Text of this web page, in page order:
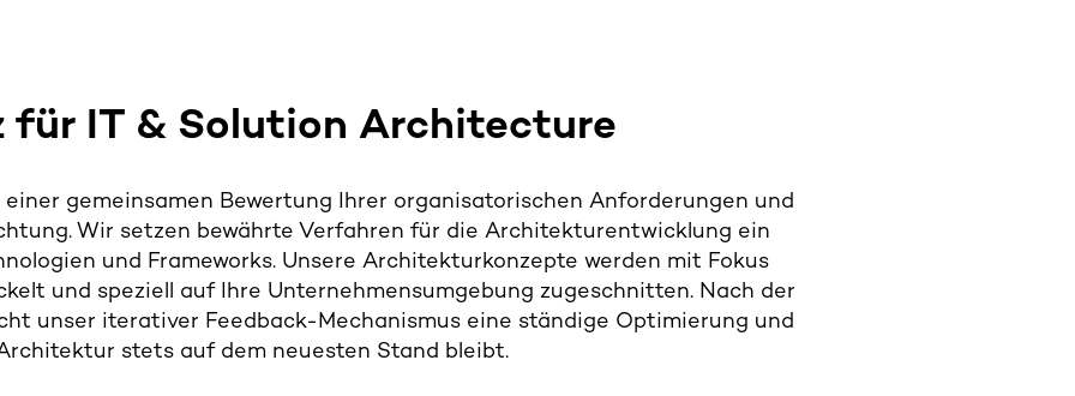
für IT & Solution Architecture
gemeinsamen Bewertung Ihrer organisatorischen Anforderungen und
Wir setzen bewährte Verfahren für die Architekturentwicklung ein
und Frameworks. Unsere Architekturkonzepte werden mit Fokus
und speziell auf Ihre Unternehmensumgebung zugeschnitten. Nach der
unser iterativer Feedback-Mechanismus eine ständige Optimierung und
stets auf dem neuesten Stand bleibt.